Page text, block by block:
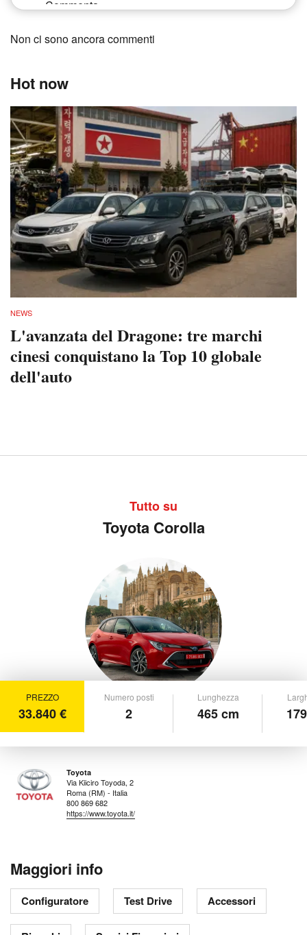
Non ci sono ancora commenti
Hot now
NEWS
L'avanzata del Dragone: tre marchi
cinesi conquistano la Top 10 globale
dell'auto
Tutto su
Toyota Corolla
PREZZO
33.840 €
Numero posti
2
Lunghezza
465 cm
Toyota
Via Kiiciro Toyoda, 2
Roma (RM) - Italia
800 869 682
https://www.toyota.it/
Maggiori info
Configuratore Test Drive Accessori